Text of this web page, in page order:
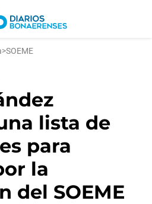
>SOEME
lista de
para
la
del SOEME